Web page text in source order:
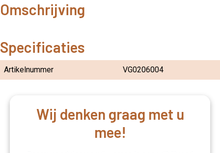
Omschrijving
Specificaties
Artikelnummer VG0206004
Wij denken graag met u
mee!